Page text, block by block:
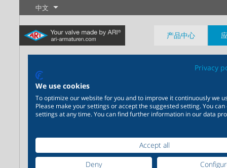
中文
产品中心
最新产品 控制
了解更多
截断
工业制程
业应用系统
化学工程
工程领域，产品解决方案可满
足您个性化的定制需求
美标
Privacy
We use cookies
To optimize our website for you and to improve it continuously we
Please make your settings or accept the suggested setting. You
settings at any time. You can find further information in our data
Accept all
Deny